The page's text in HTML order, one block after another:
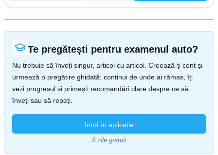
Te pregătești pentru examenul auto?
Nu trebuie să înveți singur, articol cu articol. Creează-ți cont și
urmează o pregătire ghidată: continui de unde ai rămas, îți
vezi progresul și primești recomandări clare despre ce să
înveți sau să repeți.
Intră în aplicație
5 zile gratuit